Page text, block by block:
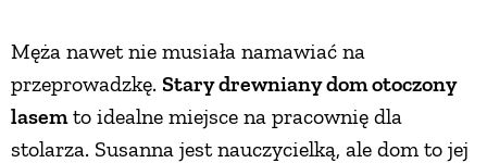
Męża nawet nie musiała namawiać na
przeprowadzkę. Stary drewniany dom otoczony
lasemto idealne miejsce na pracownię dla
stolarza. Susanna jest nauczycielką, ale dom to jej